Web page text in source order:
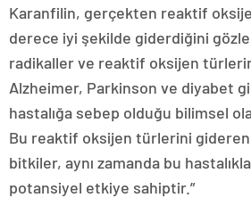
Karanfilin, gerçekten reaktif
derece iyi şekilde giderdiğini
radikaller ve reaktif oksijen
Alzheimer, Parkinson ve diyabet
hastalığa sebep olduğu bilimsel
Bu reaktif oksijen türlerini
bitkiler, aynı zamanda bu
potansiyel etkiye sahiptir.”